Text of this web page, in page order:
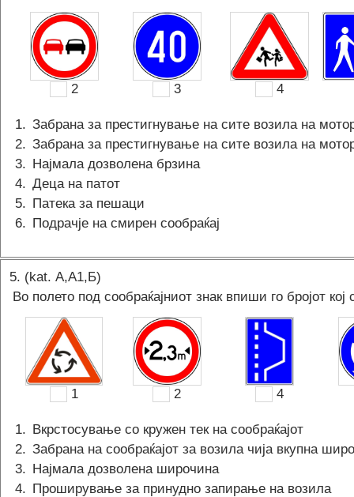
2 3 4
1. Забрана за престигнување на сите возила на
2. Забрана за престигнување на сите возила на
3. Најмала дозволена брзина
4. Деца на патот
5. Патека за пешаци
6. Подрачје на смирен сообраќај
5. (kat. А,A1,Б)
Во полето под сообраќајниот знак впиши го бројот
1 2 4
1. Вкрстосување со кружен тек на сообраќајот
2. Забрана на сообраќајот за возила чија вкупна
3. Најмала дозволена широчина
4. Проширување за принудно запирање на возила